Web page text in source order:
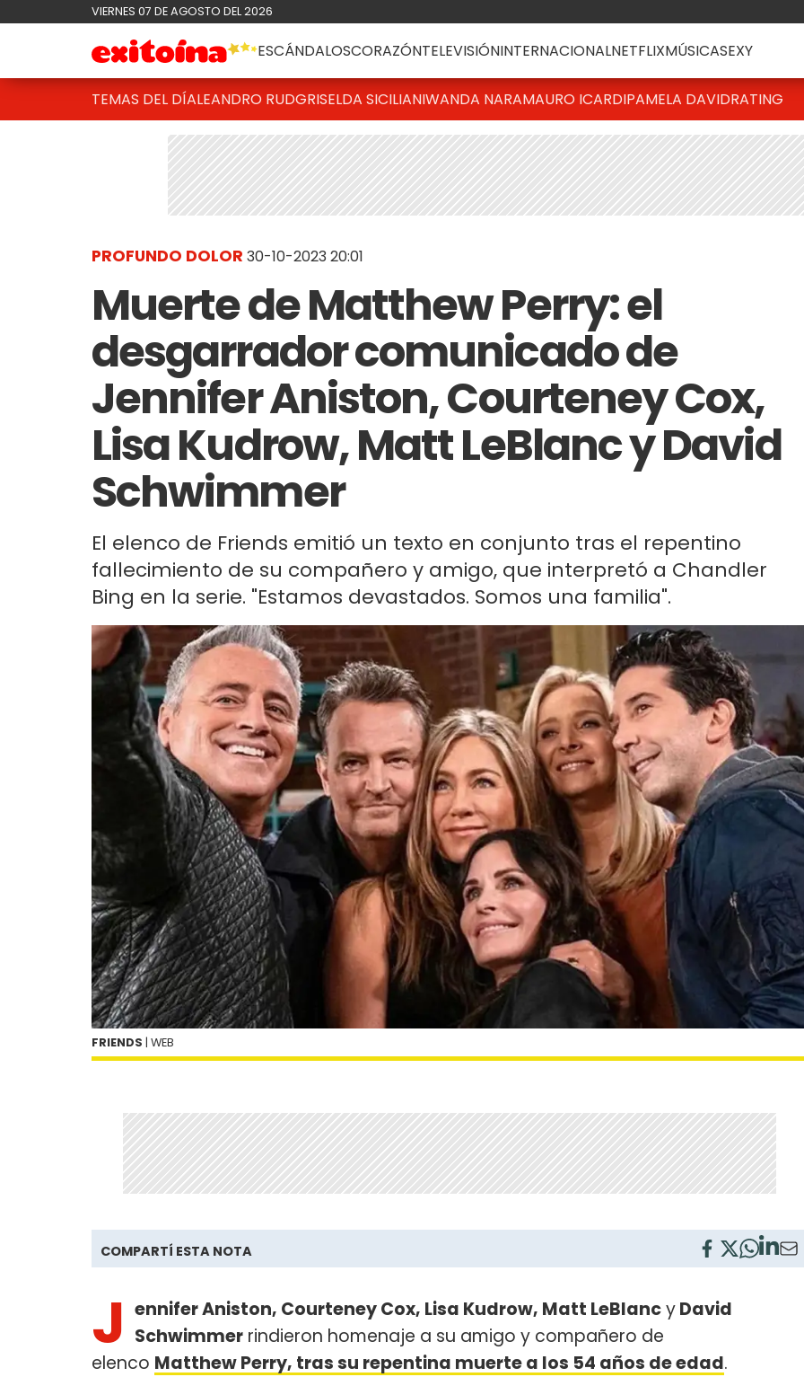
VIERNES 07 DE AGOSTO DEL 2026
ESCÁNDALOSCORAZÓNTELEVISIÓNINTERNACIONALNETFLIXMÚSICASEXY
TEMAS DEL DÍALEANDRO RUDGRISELDA SICILIANIWANDA NARAMAURO ICARDIPAMELA DAVIDRATING
PROFUNDO DOLOR 30-10-2023 20:01
Muerte de Matthew Perry: el
desgarrador comunicado de
Jennifer Aniston, Courteney Cox,
Lisa Kudrow, Matt LeBlanc y David
Schwimmer
El elenco de Friends emitió un texto en conjunto tras el repentino
fallecimiento de su compañero y amigo, que interpretó a Chandler
Bing en la serie. "Estamos devastados. Somos una familia".
FRIENDS | WEB
COMPARTÍ ESTA NOTA
J ennifer Aniston, Courteney Cox, Lisa Kudrow, Matt LeBlancyDavid
Schwimmer rindieron homenaje a su amigo y compañero de
elenco Matthew Perry, tras su repentina muerte a los 54 años de edad.